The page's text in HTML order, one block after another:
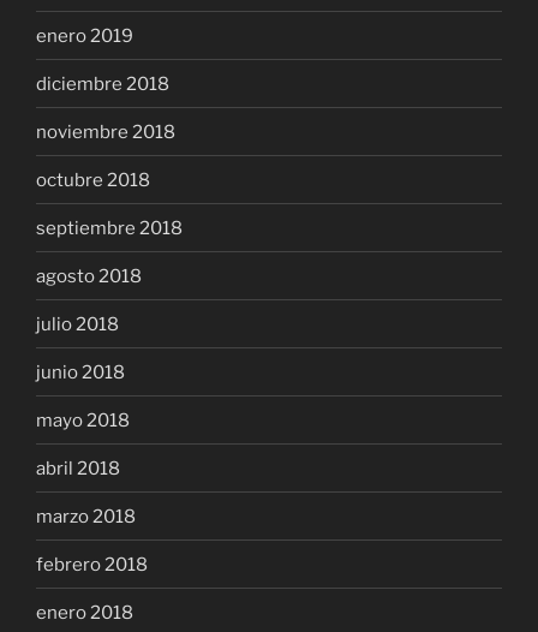
enero 2019
diciembre 2018
noviembre 2018
octubre 2018
septiembre 2018
agosto 2018
julio 2018
junio 2018
mayo 2018
abril 2018
marzo 2018
febrero 2018
enero 2018